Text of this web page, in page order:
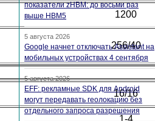
1200
256/40
16/16
1-4
показатели zHBM: до восьми раз
выше HBM5
5 августа 2026
Google начнет отключать Assistant на
мобильных устройствах 4 сентября
5 августа 2026
EFF: рекламные SDK для Android
могут передавать геолокацию без
отдельного запроса разрешения